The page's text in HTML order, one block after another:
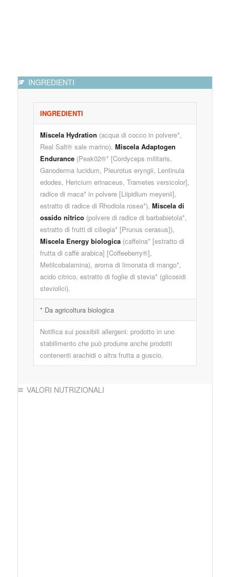
INGREDIENTI
INGREDIENTI
Miscela Hydration (acqua di cocco in polvere*,
Real Salt® sale marino), Miscela Adaptogen
Endurance(Peak02®* [Cordyceps militaris,
Ganoderma lucidum, Pleurotus eryngii, Lentinula
edodes, Hericium erinaceus, Trametes versicolor],
radice di maca* in polvere [Liipidium meyenii],
estratto di radice di Rhodiola rosea*), Miscela di
ossido nitrico(polvere di radice di barbabietola*,
estratto di frutti di ciliegia* [Prunus cerasus]),
Miscela Energy biologica(caffeina* [estratto di
frutta di caffè arabica] [Coffeeberry®],
Metilcobalamina), aroma di limonata di mango*,
acido citrico, estratto di foglie di stevia* (glicosidi
steviolici).
* Da agricoltura biologica
Notifica sui possibili allergeni: prodotto in uno
stabilimento che può produrre anche prodotti
contenenti arachidi o altra frutta a guscio.
VALORI NUTRIZIONALI